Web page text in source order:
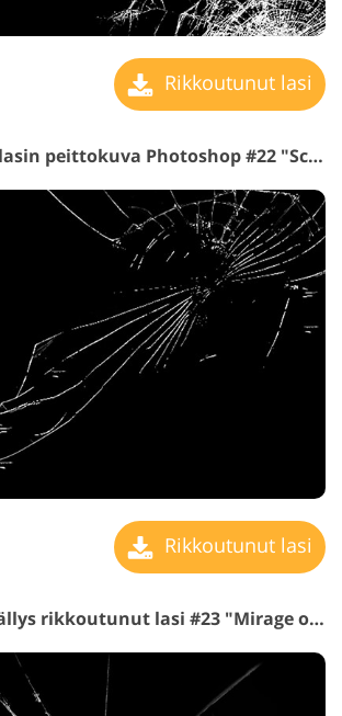
Rikkoutunut lasi
Rikkoutuneen lasin peittokuva Photoshop #22 "Scraps"
Rikkoutunut lasi
Läpinäkyvä päällys rikkoutunut lasi #23 "Mirage of Happiness"